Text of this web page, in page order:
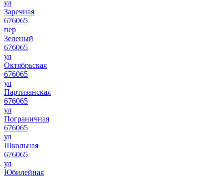
ул
Заречная
676065
пер
Зеленый
676065
ул
Октябрьская
676065
ул
Партизанская
676065
ул
Пограничная
676065
ул
Школьная
676065
ул
Юбилейная